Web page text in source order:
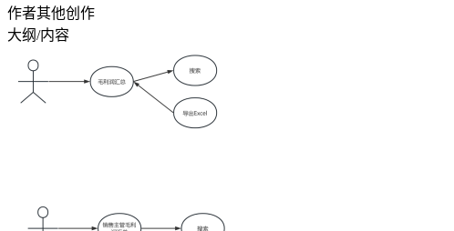
作者其他创作
大纲/内容